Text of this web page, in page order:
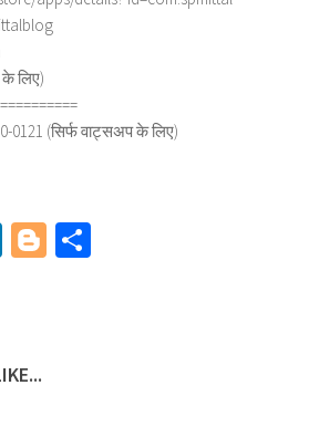
के लिए)
0121 (सिर्फ वाट्सअप के लिए)
LinkedIn
Blogger